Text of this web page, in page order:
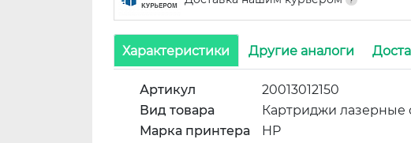
Характеристики Другие аналоги
Артикул
20013012150
Вид товара
Картриджи лазерные
Марка принтера
HP